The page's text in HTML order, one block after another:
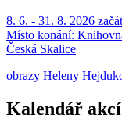
8. 6. - 31. 8. 2026
Místo konání:
Česká Skalice
obrazy Heleny
Kalendář akcí